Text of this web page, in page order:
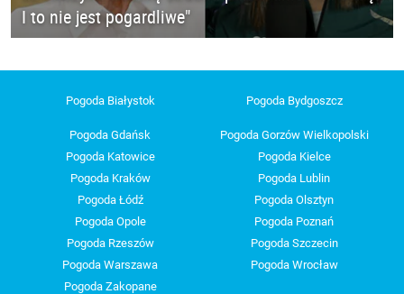
I to nie jest pogardliwe"
Pogoda Białystok Pogoda Bydgoszcz
Pogoda Gdańsk
Pogoda Gorzów Wielkopolski
Pogoda Katowice
Pogoda Kielce
Pogoda Kraków
Pogoda Lublin
Pogoda Łódź
Pogoda Olsztyn
Pogoda Opole
Pogoda Poznań
Pogoda Rzeszów
Pogoda Szczecin
Pogoda Warszawa
Pogoda Wrocław
Pogoda Zakopane